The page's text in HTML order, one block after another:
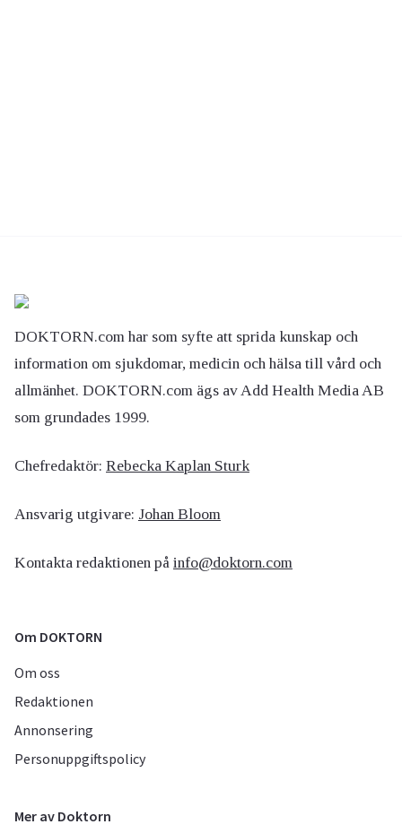
DOKTORN.com har som syfte att sprida kunskap och
information om sjukdomar, medicin och hälsa till vård och
allmänhet. DOKTORN.com ägs av Add Health Media AB
som grundades 1999.
Chefredaktör: Rebecka Kaplan Sturk
Ansvarig utgivare: Johan Bloom
Kontakta redaktionen på info@doktorn.com
Om DOKTORN
Om oss
Redaktionen
Annonsering
Personuppgiftspolicy
Mer av Doktorn